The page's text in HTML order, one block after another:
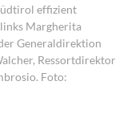
effizient
Margherita
Generaldirektion
Ressortdirektor
Foto: